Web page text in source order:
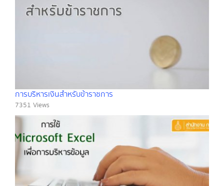
การบริหารเงินสำหรับข้าราชการ
7351 Views